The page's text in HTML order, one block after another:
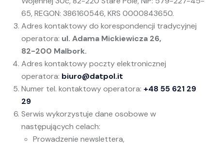
65, REGON: 386160546, KRS 0000843650.
Adres kontaktowy do korespondencji tradycyjnej
operatora: ul. Adama Mickiewicza 26,
82-200 Malbork.
Adres kontaktowy poczty elektronicznej
operatora: biuro@datpol.it
Numer tel. kontaktowy operatora: +48 55 621 29
29
Serwis wykorzystuje dane osobowe w
następujących celach:
Prowadzenie newslettera,